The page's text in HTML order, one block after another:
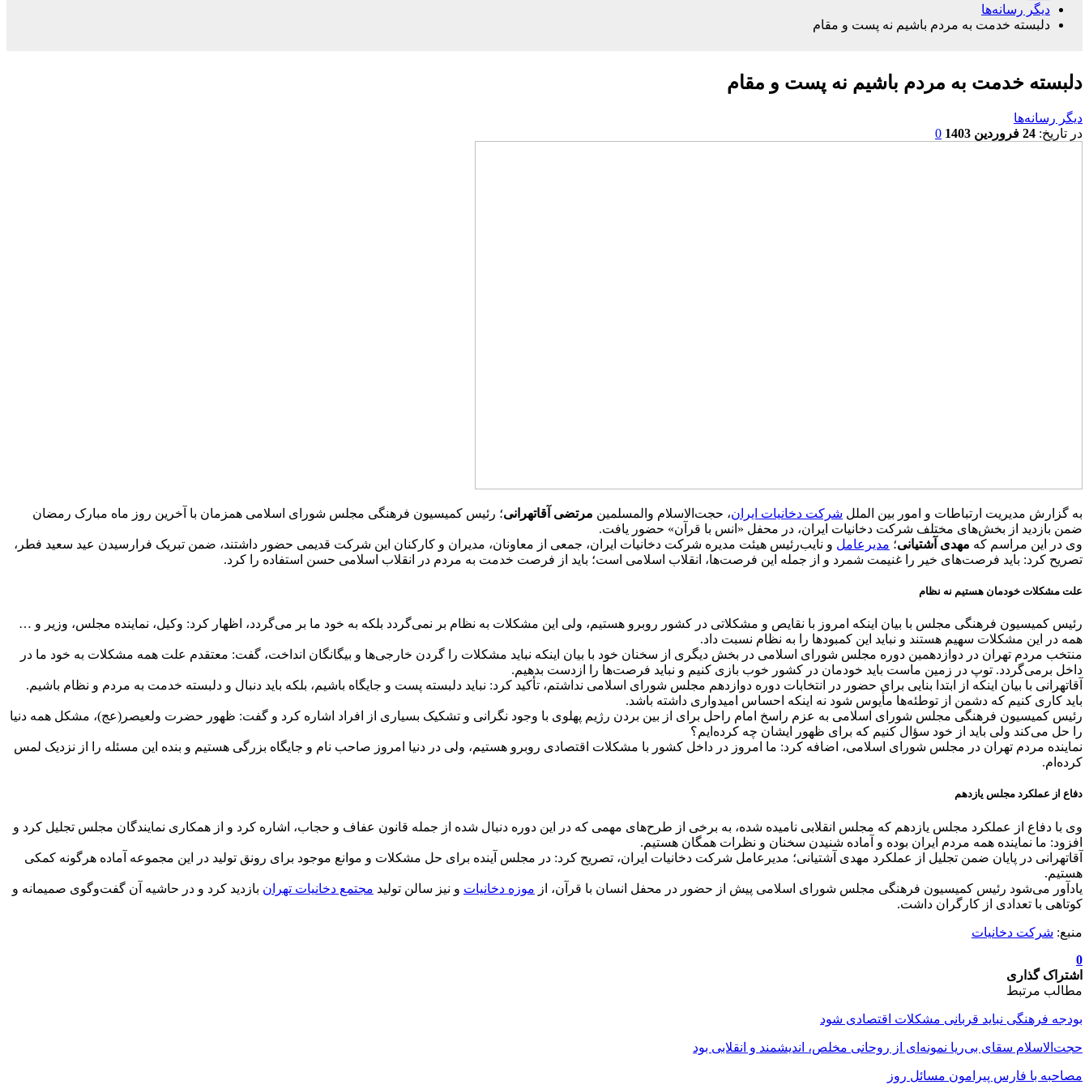
دیگر رسانه‌‌ها
دلبسته خدمت به مردم باشیم نه پست و مقام
دلبسته خدمت به مردم باشیم نه پست و مقام
دیگر رسانه‌‌ها
در تاریخ: 24 فروردین 1403 0
به گزارش مدیریت ارتباطات و امور بین الملل شرکت دخانیات ایران، حجت‌الاسلام والمسلمین مرتضی آقاتهرانی؛ رئیس کمیسیون فرهنگی مجلس شورای اسلامی همزمان با آخرین روز ماه مبارک رمضان
ضمن بازدید از بخش‌های مختلف شرکت دخانیات ایران، در محفل «انس با قرآن» حضور یافت.
وی در این مراسم که مهدی آشتیانی؛ مدیرعامل و نایب‌رئیس هیئت مدیره شرکت دخانیات ایران، جمعی از معاونان، مدیران و کارکنان این شرکت قدیمی حضور داشتند، ضمن تبریک فرارسیدن عید سعید فطر،
تصریح کرد: باید فرصت‌های خیر را غنیمت شمرد و از جمله این فرصت‌ها، انقلاب اسلامی است؛ باید از فرصت خدمت به مردم در انقلاب اسلامی حسن استفاده را کرد.
علت مشکلات خودمان هستیم نه نظام
رئیس کمیسیون فرهنگی مجلس با بیان اینکه امروز با نقایص و مشکلاتی در کشور روبرو هستیم، ولی این مشکلات به نظام بر نمی‌گردد بلکه به خود ما بر می‌گردد، اظهار کرد: وکیل، نماینده مجلس، وزیر و …
همه در این مشکلات سهیم هستند و نباید این کمبودها را به نظام نسبت داد.
منتخب مردم تهران در دوازدهمین دوره مجلس شورای اسلامی در بخش دیگری از سخنان خود با بیان اینکه نباید مشکلات را گردن خارجی‌ها و بیگانگان انداخت، گفت: معتقدم علت همه مشکلات به خود ما در
داخل بر‌می‌گردد. توپ در زمین ماست باید خودمان در کشور خوب بازی کنیم و نباید فرصت‌ها را ازدست بدهیم.
آقاتهرانی با بیان اینکه از ابتدا بنایی برای حضور در انتخابات دوره دوازدهم مجلس شورای اسلامی نداشتم، تأکید کرد: نباید دلبسته پست و جایگاه باشیم، بلکه باید دنبال و دلبسته خدمت به مردم و نظام باشیم.
باید کاری کنیم که دشمن از توطئه‌ها مأیوس شود نه اینکه احساس امیدواری داشته باشد.
رئیس کمیسیون فرهنگی مجلس شورای اسلامی به عزم راسخ امام راحل برای از بین بردن رژیم پهلوی با وجود نگرانی و تشکیک بسیاری از افراد اشاره کرد و گفت: ظهور حضرت ولعیصر(عج)، مشکل همه دنیا
را حل می‌کند ولی باید از خود سؤال کنیم که برای ظهور ایشان چه کرده‌ایم؟
نماینده مردم تهران در مجلس شورای اسلامی، اضافه کرد: ما امروز در داخل کشور با مشکلات اقتصادی روبرو هستیم، ولی در دنیا امروز صاحب نام و جایگاه بزرگی هستیم و بنده این مسئله را از نزدیک لمس
کرده‌ام.
دفاع از عملکرد مجلس یازدهم
وی با دفاع از عملکرد مجلس یازدهم که مجلس انقلابی نامیده شده، به برخی از طرح‌های مهمی که در این دوره دنبال شده از جمله قانون عفاف و حجاب، اشاره کرد و از همکاری نمایندگان مجلس تجلیل کرد و
افزود: ما نماینده همه مردم ایران بوده و آماده شنیدن سخنان و نظرات همگان هستیم.
آقاتهرانی در پایان ضمن تجلیل از عملکرد مهدی آشتیانی؛ مدیرعامل شرکت دخانیات ایران، تصریح کرد: در مجلس آینده برای حل مشکلات و موانع موجود برای رونق تولید در این مجموعه آماده هرگونه کمکی
هستیم.
یادآور می‌شود رئیس کمیسیون فرهنگی مجلس شورای اسلامی پیش از حضور در محفل انسان با قرآن، از موزه دخانیات و نیز سالن تولید مجتمع دخانیات تهران بازدید کرد و در حاشیه آن گفت‌وگوی صمیمانه و
کوتاهی با تعدادی از کارگران داشت.
منبع: شرکت دخانیات
0
اشتراک گذاری
مطالب مرتبط
بودجه فرهنگی نباید قربانی مشکلات اقتصادی شود
حجت‌الاسلام سقای بی‌ریا نمونه‌ای از روحانی مخلص، اندیشمند و انقلابی بود
مصاحبه با فارس پیرامون مسائل روز